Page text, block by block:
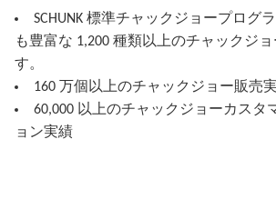
SCHUNK 標準チャックジョープログ
も豊富な 1,200 種類以上のチャックジ
す。
160 万個以上のチャックジョー販売
60,000 以上のチャックジョーカスタ
ョン実績